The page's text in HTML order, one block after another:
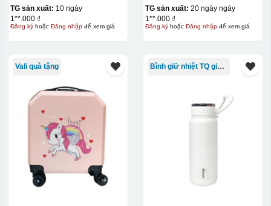
TG sản xuất: 10 ngày
1**.000 ₫
Đăng kýhoặc Đăng nhậpđể xem giá
TG sản xuất: 20 ngày ngày
1**.000 ₫
Đăng kýhoặc Đăng nhậpđể xem giá
Vali quà tặng Bình giữ nhiệt TQ giá rẻ